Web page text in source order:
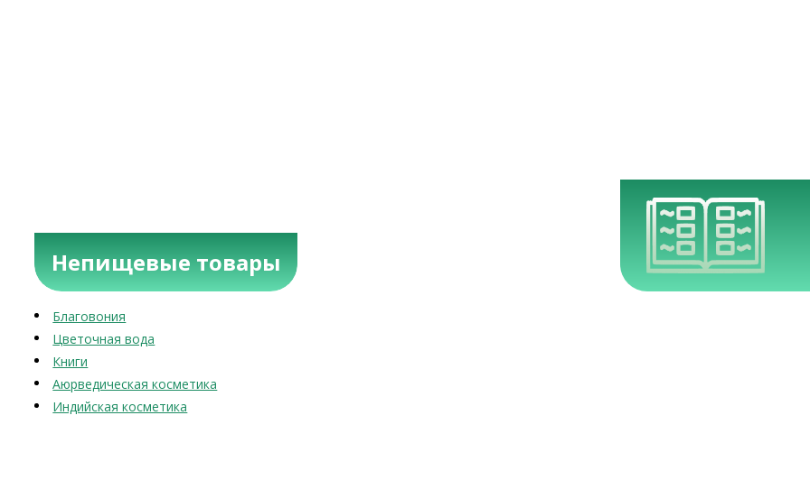
Непищевые товары
Благовония
Цветочная вода
Книги
Аюрведическая косметика
Индийская косметика